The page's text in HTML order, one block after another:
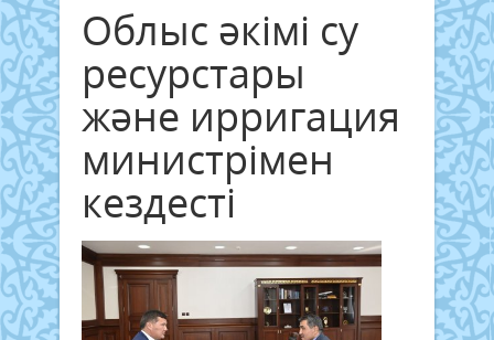
Облыс әкімі су
ресурстары
және ирригация
министрімен
кездесті